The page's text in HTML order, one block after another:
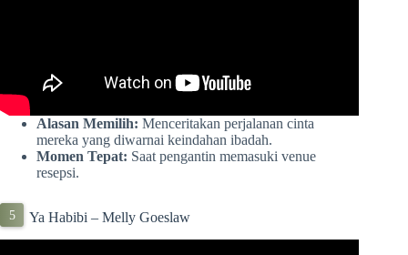
Alasan Memilih: Menceritakan perjalanan cinta
mereka yang diwarnai keindahan ibadah.
Momen Tepat: Saat pengantin memasuki venue
resepsi.
Ya Habibi – Melly Goeslaw